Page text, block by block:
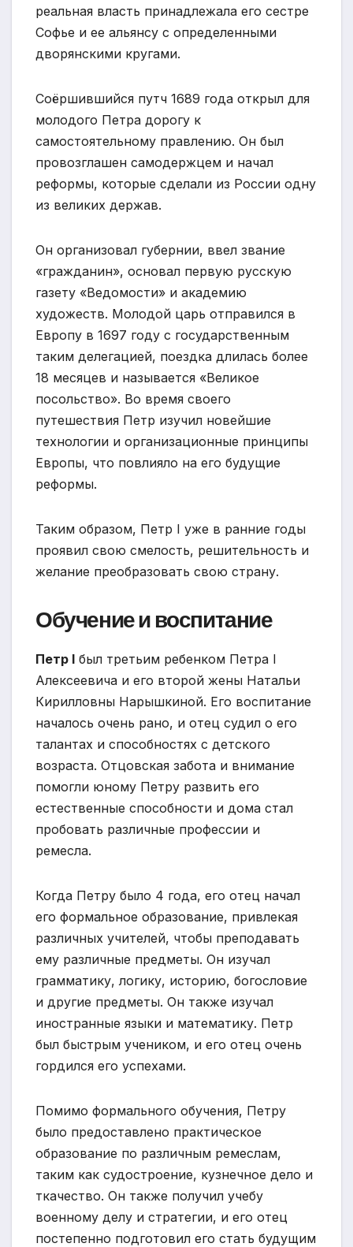
реальная власть принадлежала его сестре
Софье и ее альянсу с определенными
дворянскими кругами.
Соёршившийся путч 1689 года открыл для
молодого Петра дорогу к
самостоятельному правлению. Он был
провозглашен самодержцем и начал
реформы, которые сделали из России одну
из великих держав.
Он организовал губернии, ввел звание
«гражданин», основал первую русскую
газету «Ведомости» и академию
художеств. Молодой царь отправился в
Европу в 1697 году с государственным
таким делегацией, поездка длилась более
18 месяцев и называется «Великое
посольство». Во время своего
путешествия Петр изучил новейшие
технологии и организационные принципы
Европы, что повлияло на его будущие
реформы.
Таким образом, Петр I уже в ранние годы
проявил свою смелость, решительность и
желание преобразовать свою страну.
Обучение и воспитание
Петр I был третьим ребенком Петра I
Алексеевича и его второй жены Натальи
Кирилловны Нарышкиной. Его воспитание
началось очень рано, и отец судил о его
талантах и способностях с детского
возраста. Отцовская забота и внимание
помогли юному Петру развить его
естественные способности и дома стал
пробовать различные профессии и
ремесла.
Когда Петру было 4 года, его отец начал
его формальное образование, привлекая
различных учителей, чтобы преподавать
ему различные предметы. Он изучал
грамматику, логику, историю, богословие
и другие предметы. Он также изучал
иностранные языки и математику. Петр
был быстрым учеником, и его отец очень
гордился его успехами.
Помимо формального обучения, Петру
было предоставлено практическое
образование по различным ремеслам,
таким как судостроение, кузнечное дело и
ткачество. Он также получил учебу
военному делу и стратегии, и его отец
постепенно подготовил его стать будущим